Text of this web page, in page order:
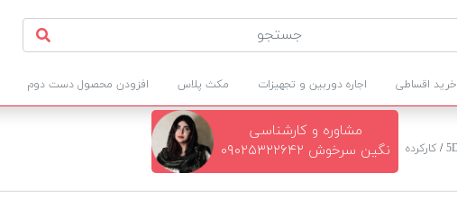
خرید اقساطی اجاره دوربین و تجهیزات مکث پلاس افزودن محصول دست دوم
/ کارکرده
مشاوره و کارشناسی
نگین سرخوش ۰۹۰۲۵۳۲۲۶۴۲